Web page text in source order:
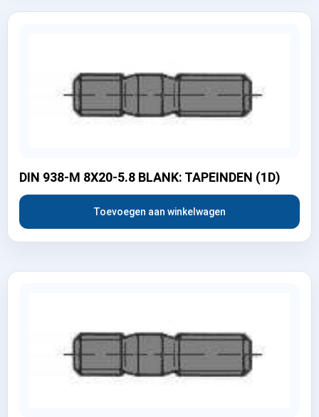
DIN 938-M 8X20-5.8 BLANK: TAPEINDEN (1D)
Toevoegen aan winkelwagen